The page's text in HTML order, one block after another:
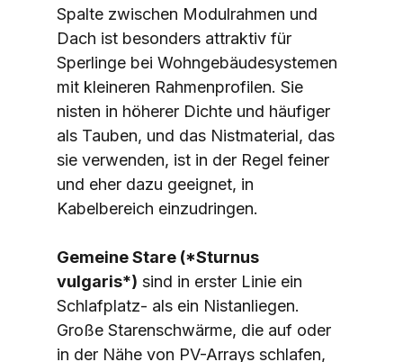
Spalte zwischen Modulrahmen und
Dach ist besonders attraktiv für
Sperlinge bei Wohngebäudesystemen
mit kleineren Rahmenprofilen. Sie
nisten in höherer Dichte und häufiger
als Tauben, und das Nistmaterial, das
sie verwenden, ist in der Regel feiner
und eher dazu geeignet, in
Kabelbereich einzudringen.
Gemeine Stare (*Sturnus
vulgaris*) sind in erster Linie ein
Schlafplatz- als ein Nistanliegen.
Große Starenschwärme, die auf oder
in der Nähe von PV-Arrays schlafen,